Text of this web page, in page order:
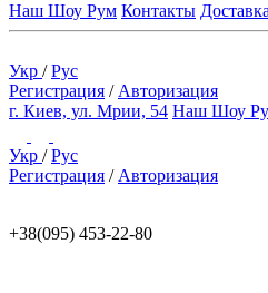
Наш Шоу Рум Контакты
Укр /Рус
Регистрация / Авторизация
г. Киев, ул. Мрии, 54 Наш Шоу
Укр /Рус
Регистрация / Авторизация
+38(095) 453-22-80